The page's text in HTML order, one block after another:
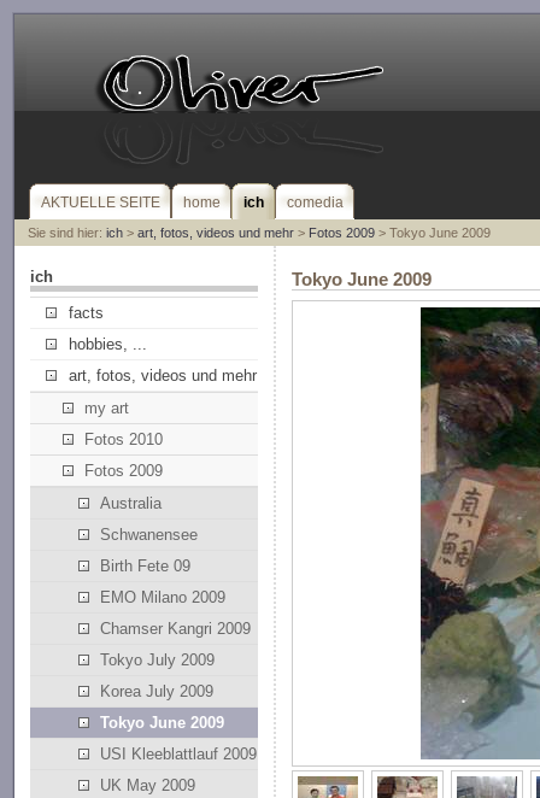
AKTUELLE SEITE home ich comedia
Sie sind hier: ich> art, fotos, videos und mehr> Fotos 2009> Tokyo June 2009
ich
facts
hobbies, ...
art, fotos, videos und mehr
my art
Fotos 2010
Fotos 2009
Australia
Schwanensee
Birth Fete 09
EMO Milano 2009
Chamser Kangri 2009
Tokyo July 2009
Korea July 2009
Tokyo June 2009
USI Kleeblattlauf 2009
UK May 2009
Tokyo June 2009